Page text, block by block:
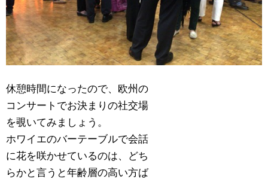
休憩時間になったので、欧州の
コンサートでお決まりの社交場
を覗いてみましょう。
ホワイエのバーテーブルで会話
に花を咲かせているのは、どち
らかと言うと年齢層の高い方ば